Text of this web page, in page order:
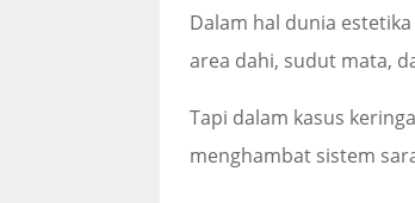
Dalam hal dunia
area dahi, sudut mata,
Tapi dalam kasus
menghambat sistem